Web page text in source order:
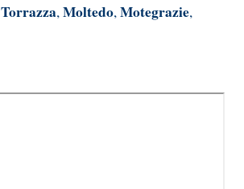
Torrazza, Moltedo, Motegrazie,